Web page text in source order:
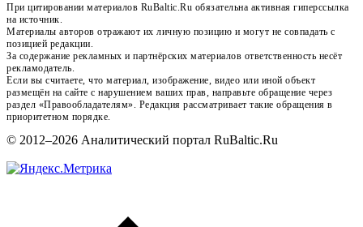
При цитировании материалов RuBaltic.Ru обязательна активная гиперссылка
на источник.
Материалы авторов отражают их личную позицию и могут не совпадать с
позицией редакции.
За содержание рекламных и партнёрских материалов ответственность несёт
рекламодатель.
Если вы считаете, что материал, изображение, видео или иной объект
размещён на сайте с нарушением ваших прав, направьте обращение через
раздел «Правообладателям». Редакция рассматривает такие обращения в
приоритетном порядке.
© 2012–2026 Аналитический портал RuBaltic.Ru